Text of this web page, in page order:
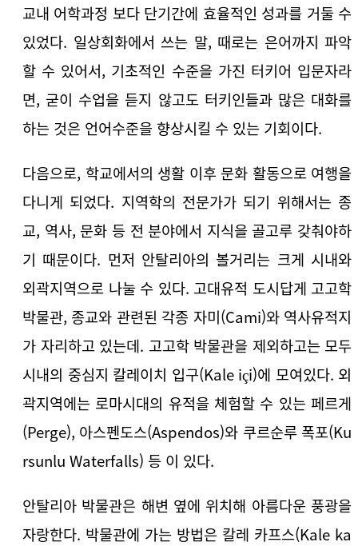
교내 어학과정 보다 단기간에 효율적인 성과를 거둘 수
있었다. 일상회화에서 쓰는 말, 때로는 은어까지 파악
할 수 있어서, 기초적인 수준을 가진 터키어 입문자라
면, 굳이 수업을 듣지 않고도 터키인들과 많은 대화를
하는 것은 언어수준을 향상시킬 수 있는 기회이다.
다음으로, 학교에서의 생활 이후 문화 활동으로 여행을
다니게 되었다. 지역학의 전문가가 되기 위해서는 종
교, 역사, 문화 등 전 분야에서 지식을 골고루 갖춰야하
기 때문이다. 먼저 안탈리아의 볼거리는 크게 시내와
외곽지역으로 나눌 수 있다. 고대유적 도시답게 고고학
박물관, 종교와 관련된 각종 자미(Cami)와 역사유적지
가 자리하고 있는데. 고고학 박물관을 제외하고는 모두
시내의 중심지 칼레이치 입구(Kale içi)에 모여있다. 외
곽지역에는 로마시대의 유적을 체험할 수 있는 페르게
(Perge), 아스펜도스(Aspendos)와 쿠르순루 폭포(Ku
rsunlu Waterfalls) 등 이 있다.
안탈리아 박물관은 해변 옆에 위치해 아름다운 풍광을
자랑한다. 박물관에 가는 방법은 칼레 카프스(Kale ka